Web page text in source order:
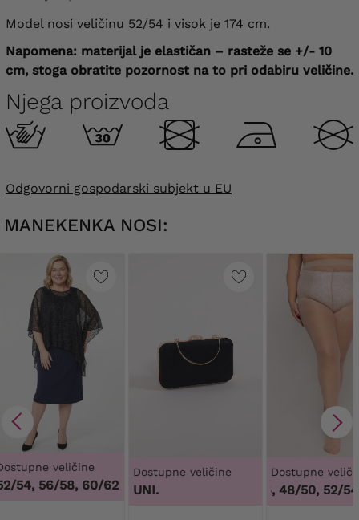
Model nosi veličinu 52/54 i visok je 174 cm.
Napomena: materijal je elastičan – rasteže se +/- 10
cm, stoga obratite pozornost na to pri odabiru veličine.
Njega proizvoda
Odgovorni gospodarski subjekt u EU
MANEKENKA NOSI:
veličine
54, 56/58, 60/62
Dostupne veličine
UNI.
Dostupne
44/46, 48/50, 52/54,